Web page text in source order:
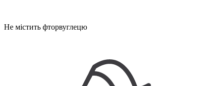
Не містить фторвуглецю